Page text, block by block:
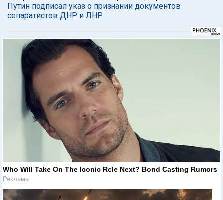
Путин подписал указ о признании документов
сепаратистов ДНР и ЛНР
Who Will Take On The Iconic Role Next? Bond Casting Rumors
Реклама